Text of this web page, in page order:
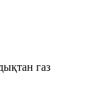
газ